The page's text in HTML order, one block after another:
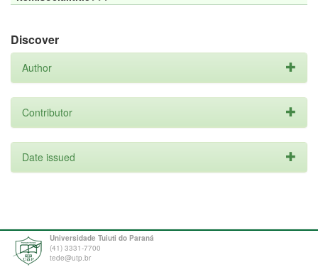
Discover
Author
Contributor
Date issued
Universidade Tuiuti do Paraná
(41) 3331-7700
tede@utp.br